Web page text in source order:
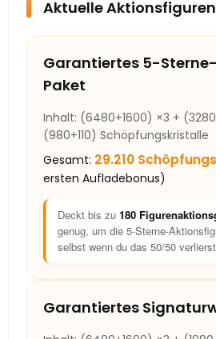
Aktuelle
Garantiertes 5-
Paket
Inhalt: (6480+1600) ×3 +
(980+110) Schöpfungskristalle
Gesamt: 29.210
ersten Aufladebonus)
Deckt bis zu 180
genug, um die 5-Sterne-
selbst wenn du das 50/50
Garantiertes